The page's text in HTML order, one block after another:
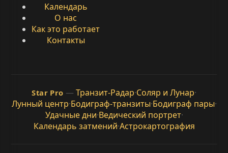
Календарь
О нас
Как это работает
Контакты
Star Pro — Транзит-Радар·Соляр и Лунар·
Лунный центр·Бодиграф-транзиты·Бодиграф пары·
Удачные дни·Ведический портрет·
Календарь затмений·Астрокартография